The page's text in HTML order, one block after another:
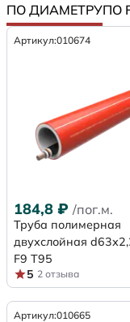
ПО ДИАМЕТРУПО
Артикул:010674
184,8 ₽ /пог.м.
Труба полимерная
двухслойная
F9 Т95
5 2 отзыва
Артикул:010665